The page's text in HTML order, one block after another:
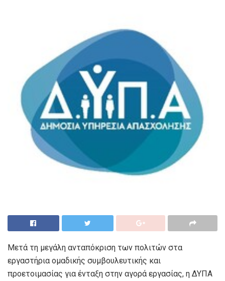
Μετά τη μεγάλη ανταπόκριση των πολιτών στα
εργαστήρια ομαδικής συμβουλευτικής και
προετοιμασίας για ένταξη στην αγορά εργασίας, η ΔΥΠΑ